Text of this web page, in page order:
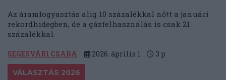
Az áramfogyasztás alig 10 százalékkal nőtt a januári
rekordhidegben, de a gázfelhasználás is csak 21
százalékkal.
SEGESVÁRI CSABA 2026. április 1. 3 p
VÁLASZTÁS 2026